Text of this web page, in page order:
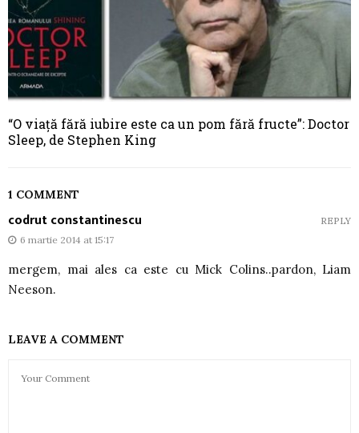
“O viață fără iubire este ca un pom fără fructe”: Doctor
Sleep, de Stephen King
1 COMMENT
codrut constantinescu
6 martie 2014 at 15:17
mergem, mai ales ca este cu Mick Colins..pardon, Liam
Neeson.
REPLY
LEAVE A COMMENT